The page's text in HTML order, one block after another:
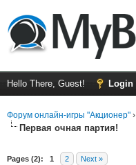
Hello There, Guest! Login
Форум онлайн-игры "Акционер" ›
Первая очная партия!
Pages (2): 1 2 Next »